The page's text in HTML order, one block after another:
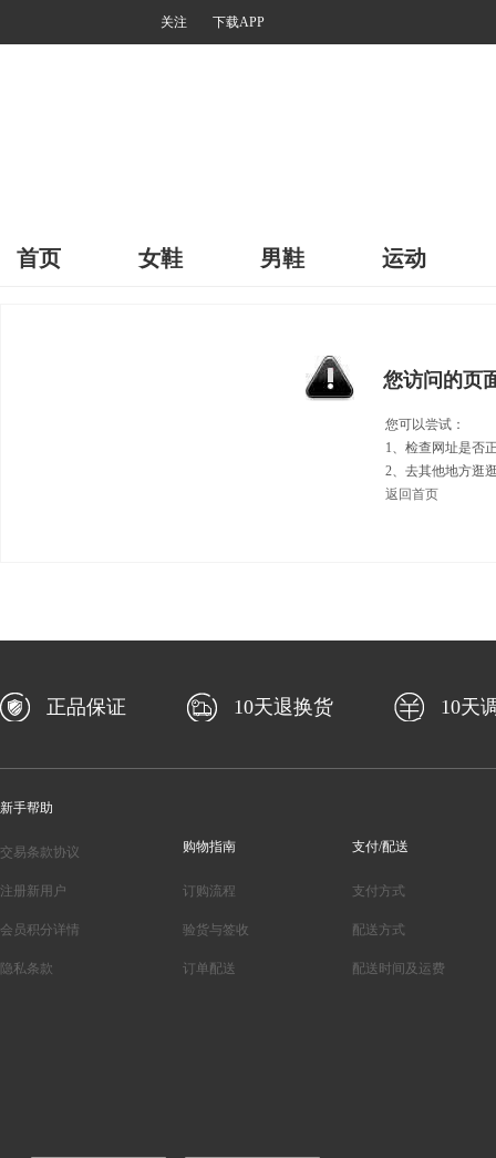
关注 下载APP
首页 女鞋 男鞋 运动
您访问的页
您可以尝试：
1、检查网址是否
2、去其他地方逛
返回首页
正品保证 10天退换货 10天
新手帮助
交易条款协议
注册新用户
会员积分详情
隐私条款
购物指南
订购流程
验货与签收
订单配送
支付/配送
支付方式
配送方式
配送时间及运费